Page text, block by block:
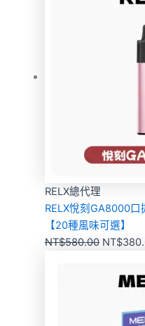
RELX總代理
RELX悅刻GA8000
【20種風味可選】
NT$580.00 NT$